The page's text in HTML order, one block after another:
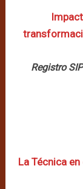
Registro
La Técnica